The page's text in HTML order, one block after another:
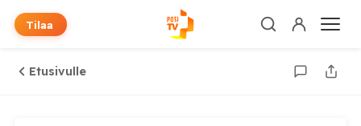
Tilaa
Etusivulle